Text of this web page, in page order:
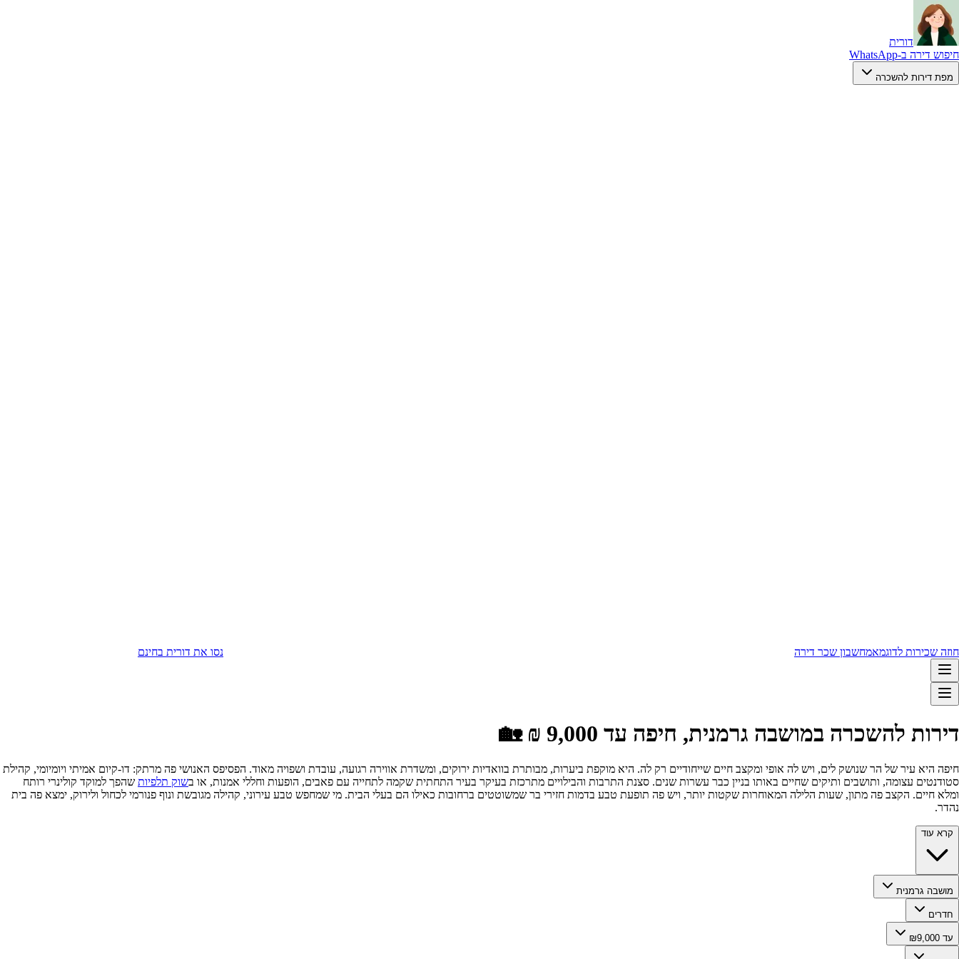
דורית
חיפוש דירה ב-WhatsApp
מפת דירות להשכרה
חוזה שכירות לדוגמאמחשבון שכר דירה נסו את דורית בחינם
דירות להשכרה במושבה גרמנית, חיפה עד 9,000 ₪ 🏡
חיפה היא עיר של הר שנושק לים, ויש לה אופי ומקצב חיים שייחודיים רק לה. היא מוקפת ביערות, מבותרת בוואדיות ירוקים, ומשדרת אווירה רגועה, עובדת ושפויה מאוד. הפסיפס האנושי פה מרתק: דו-קיום אמיתי ויומיומי, קהילת
סטודנטים עצומה, ותושבים ותיקים שחיים באותו בניין כבר עשרות שנים. סצנת התרבות והבילויים מתרכזת בעיקר בעיר התחתית שקמה לתחייה עם פאבים, הופעות וחללי אמנות, או בשוק תלפיות שהפך למוקד קולינרי רותח
ומלא חיים. הקצב פה מתון, שעות הלילה המאוחרות שקטות יותר, ויש פה תופעת טבע בדמות חזירי בר שמשוטטים ברחובות כאילו הם בעלי הבית. מי שמחפש טבע עירוני, קהילה מגובשת ונוף פנורמי לכחול ולירוק, ימצא פה בית
נהדר.
קרא עוד
מושבה גרמנית
חדרים
עד ₪9,000